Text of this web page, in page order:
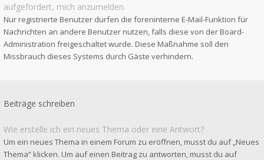
aufgefordert, mich anzumelden.
Nur registrierte Benutzer dürfen die foreninterne E-Mail-Funktion für
Nachrichten an andere Benutzer nutzen, falls diese von der Board-
Administration freigeschaltet wurde. Diese Maßnahme soll den
Missbrauch dieses Systems durch Gäste verhindern.
Beiträge schreiben
Wie erstelle ich ein neues Thema oder eine Antwort?
Um ein neues Thema in einem Forum zu eröffnen, musst du auf „Neues
Thema“ klicken. Um auf einen Beitrag zu antworten, musst du auf